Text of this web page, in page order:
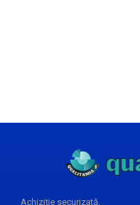
Achiziție securizată.